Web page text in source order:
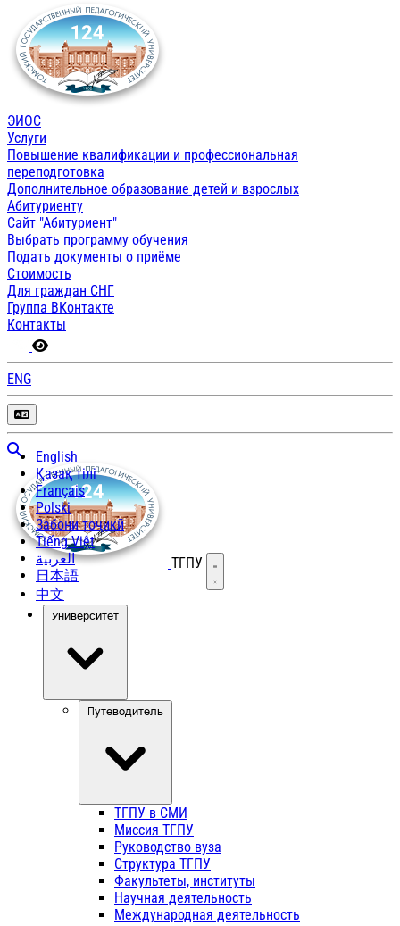
ЭИОС
Услуги
Повышение квалификации и профессиональная
переподготовка
Дополнительное образование детей и взрослых
Абитуриенту
Сайт "Абитуриент"
Выбрать программу обучения
Подать документы о приёме
Стоимость
Для граждан СНГ
Группа ВКонтакте
Контакты
ENG
English
Қазақ тілі
Français
Polski
Забони тоҷикӣ
Tiếng Việt
العربية
日本語
中文
ТГПУ Открыть меню
Университет
Путеводитель
ТГПУ в СМИ
Миссия ТГПУ
Руководство вуза
Структура ТГПУ
Факультеты, институты
Научная деятельность
Международная деятельность